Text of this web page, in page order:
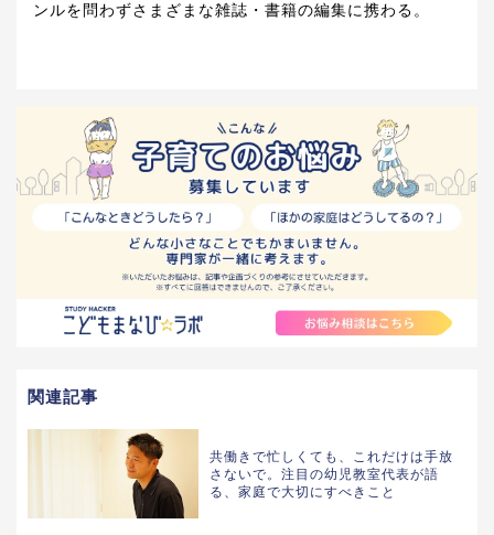
ンルを問わずさまざまな雑誌・書籍の編集に携わる。
関連記事
共働きで忙しくても、これだけは手放
さないで。注目の幼児教室代表が語
る、家庭で大切にすべきこと